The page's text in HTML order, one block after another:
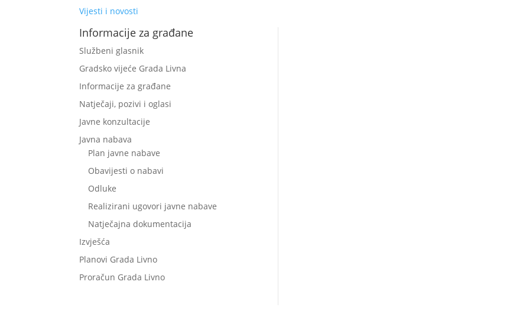
Vijesti i novosti
Informacije za građane
Službeni glasnik
Gradsko vijeće Grada Livna
Informacije za građane
Natječaji, pozivi i oglasi
Javne konzultacije
Javna nabava
Plan javne nabave
Obavijesti o nabavi
Odluke
Realizirani ugovori javne nabave
Natječajna dokumentacija
Izvješća
Planovi Grada Livno
Proračun Grada Livno